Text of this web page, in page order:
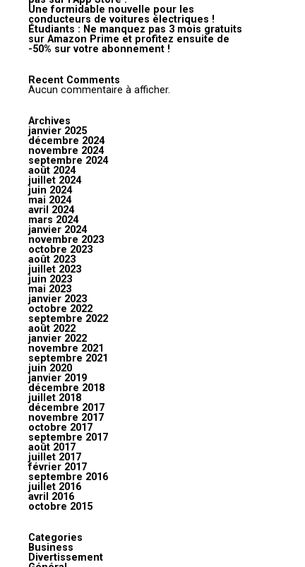
Une formidable nouvelle pour les
conducteurs de voitures électriques !
Étudiants : Ne manquez pas 3 mois gratuits
sur Amazon Prime et profitez ensuite de
-50% sur votre abonnement !
Recent Comments
Aucun commentaire à afficher.
Archives
janvier 2025
décembre 2024
novembre 2024
septembre 2024
août 2024
juillet 2024
juin 2024
mai 2024
avril 2024
mars 2024
janvier 2024
novembre 2023
octobre 2023
août 2023
juillet 2023
juin 2023
mai 2023
janvier 2023
octobre 2022
septembre 2022
août 2022
janvier 2022
novembre 2021
septembre 2021
juin 2020
janvier 2019
décembre 2018
juillet 2018
décembre 2017
novembre 2017
octobre 2017
septembre 2017
août 2017
juillet 2017
février 2017
septembre 2016
juillet 2016
avril 2016
octobre 2015
Categories
Business
Divertissement